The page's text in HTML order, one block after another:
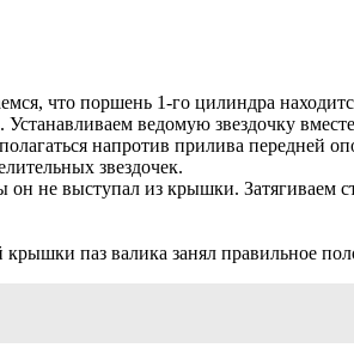
что поршень 1-го цилиндра
ведомую звездочку
напротив прилива передней
звездочек.
он не выступал из крышки.
крышки паз валика занял правильное